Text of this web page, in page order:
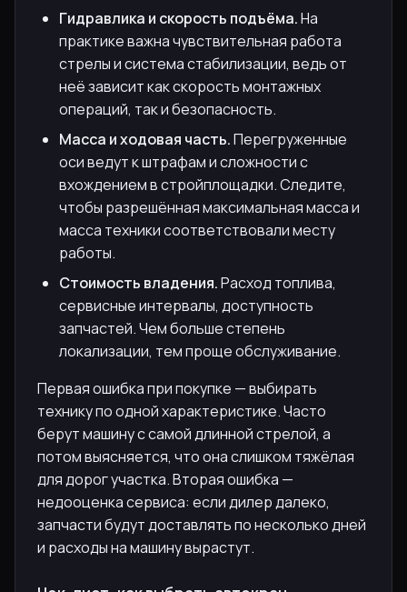
Гидравлика и скорость подъёма.На
практике важна чувствительная работа
стрелы и система стабилизации, ведь от
неё зависит как скорость монтажных
операций, так и безопасность.
Масса и ходовая часть.Перегруженные
оси ведут к штрафам и сложности с
вхождением в стройплощадки. Следите,
чтобы разрешённая максимальная масса и
масса техники соответствовали месту
работы.
Стоимость владения.Расход топлива,
сервисные интервалы, доступность
запчастей. Чем больше степень
локализации, тем проще обслуживание.
Первая ошибка при покупке — выбирать
технику по одной характеристике. Часто
берут машину с самой длинной стрелой, а
потом выясняется, что она слишком тяжёлая
для дорог участка. Вторая ошибка —
недооценка сервиса: если дилер далеко,
запчасти будут доставлять по несколько дней
и расходы на машину вырастут.